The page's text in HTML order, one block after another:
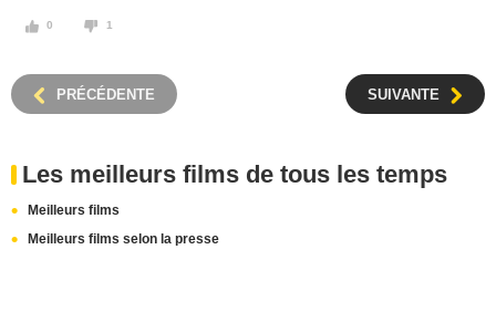
0 1
PRÉCÉDENTE SUIVANTE
Les meilleurs films de tous les temps
Meilleurs films
Meilleurs films selon la presse